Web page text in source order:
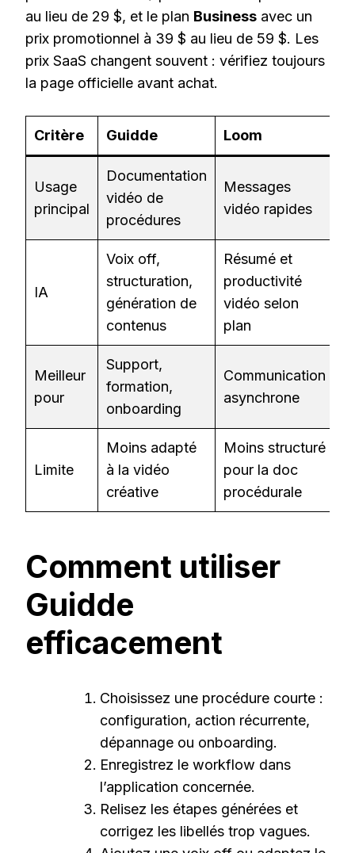
au lieu de 29 $, et le plan Business avec un
prix promotionnel à 39 $ au lieu de 59 $. Les
prix SaaS changent souvent : vérifiez toujours
la page officielle avant achat.
Critère Guidde Loom
Usage
principal
Documentation
vidéo de
procédures
Messages
vidéo rapides
IA
Voix off,
structuration,
génération de
contenus
Résumé et
productivité
vidéo selon
plan
Meilleur
pour
Support,
formation,
onboarding
Communication
asynchrone
Limite
Moins adapté
à la vidéo
créative
Moins structuré
pour la doc
procédurale
Comment utiliser
Guidde
efficacement
Choisissez une procédure courte :
configuration, action récurrente,
dépannage ou onboarding.
Enregistrez le workflow dans
l’application concernée.
Relisez les étapes générées et
corrigez les libellés trop vagues.